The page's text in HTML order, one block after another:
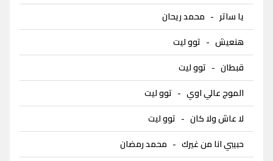
يا ساتر - محمد ريحان
هنعيش - توو ليت
قبطان - توو ليت
الموج عالي اوي - توو ليت
لا عاش ولا كان - توو ليت
حبيبي انا من غيرك - محمد رمضان